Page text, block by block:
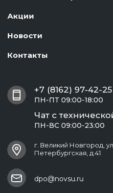
Акции
Новости
Контакты
+7 (8162) 97-42-25
ПН-ПТ 09:00-18:00
Чат с
ПН-ВС 09:00-23:00
г. Великий Новгород,
Петербургская, д.41
dpo@novsu.ru